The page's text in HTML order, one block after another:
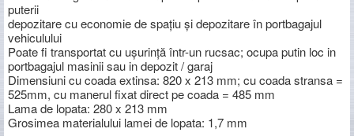
puterii
depozitare cu economie de spațiu și depozitare în portbagajul
vehiculului
Poate fi transportat cu ușurință într-un rucsac; ocupa putin loc in
portbagajul masinii sau in depozit / garaj
Dimensiuni cu coada extinsa: 820 x 213 mm; cu coada stransa =
525mm, cu manerul fixat direct pe coada = 485 mm
Lama de lopata: 280 x 213 mm
Grosimea materialului lamei de lopata: 1,7 mm